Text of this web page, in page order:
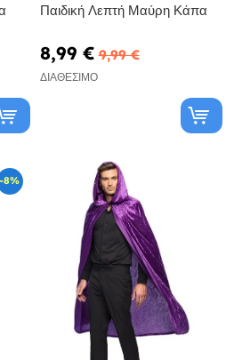
Παιδική Λεπτή Μαύρη Κάπα
8,99 € 9,99 €
ΔΙΑΘΈΣΙΜΟ
-8%